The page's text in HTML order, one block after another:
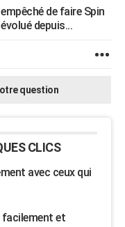
de faire Spin
depuis...
question
CLICS
avec ceux qui
et